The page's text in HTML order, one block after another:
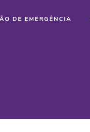
DE EMERGÊNCIA